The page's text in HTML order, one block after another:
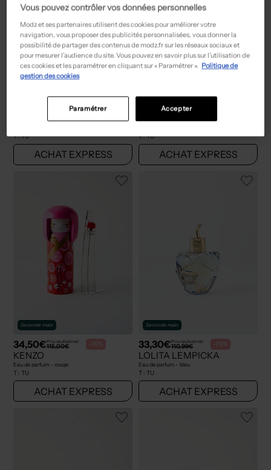
Prix boutique : -70%
TRIANGLE D'OR
T :TU
ACHAT EXPRESS
14,70€49,00€
TRIANGLE D'OR
T :TU
ACHAT EXPRESS
Seconde main
34,50€Prix neuf estimé :
115,00€ -70%
KENZO
Eau de parfum - rouge
T : TU
ACHAT EXPRESS
Seconde main
33,30€Prix neuf estimé :
110,99€ -70%
LOLITA LEMPICKA
Eau de parfum - bleu
T : TU
ACHAT EXPRESS
Vous pouvez contrôler vos données personnelles
Modz et ses partenaires utilisent des cookies pour améliorer votre
navigation, vous proposer des publicités personnalisées, vous donner la
possibilité de partager des contenus de modz.fr sur les réseaux sociaux et
pour mesurer l’audience du site. Vous pouvez en savoir plus sur l’utilisation de
ces cookies et les paramétrer en cliquant sur « Paramétrer ». Politique de
gestion des cookies
Accepter
Paramétrer